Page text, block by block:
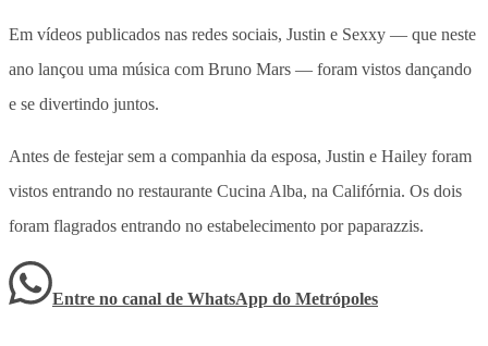
Em vídeos publicados nas redes sociais, Justin e Sexxy — que neste
ano lançou uma música com Bruno Mars — foram vistos dançando
e se divertindo juntos.
Antes de festejar sem a companhia da esposa, Justin e Hailey foram
vistos entrando no restaurante Cucina Alba, na Califórnia. Os dois
foram flagrados entrando no estabelecimento por paparazzis.
Entre no canal de WhatsApp do Metrópoles